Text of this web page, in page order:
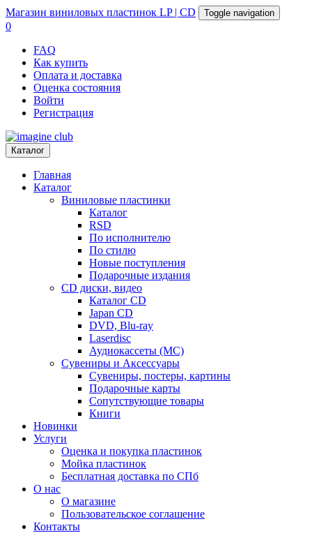
Магазин виниловых пластинок LP | CD Toggle navigation
0
FAQ
Как купить
Оплата и доставка
Оценка состояния
Войти
Регистрация
Каталог
Главная
Каталог
Виниловые пластинки
Каталог
RSD
По исполнителю
По стилю
Новые поступления
Подарочные издания
CD диски, видео
Каталог CD
Japan CD
DVD, Blu-ray
Laserdisc
Аудиокассеты (MC)
Сувениры и Аксессуары
Сувениры, постеры, картины
Подарочные карты
Сопутствующие товары
Книги
Новинки
Услуги
Оценка и покупка пластинок
Мойка пластинок
Бесплатная доставка по СПб
О нас
О магазине
Пользовательское соглашение
Контакты